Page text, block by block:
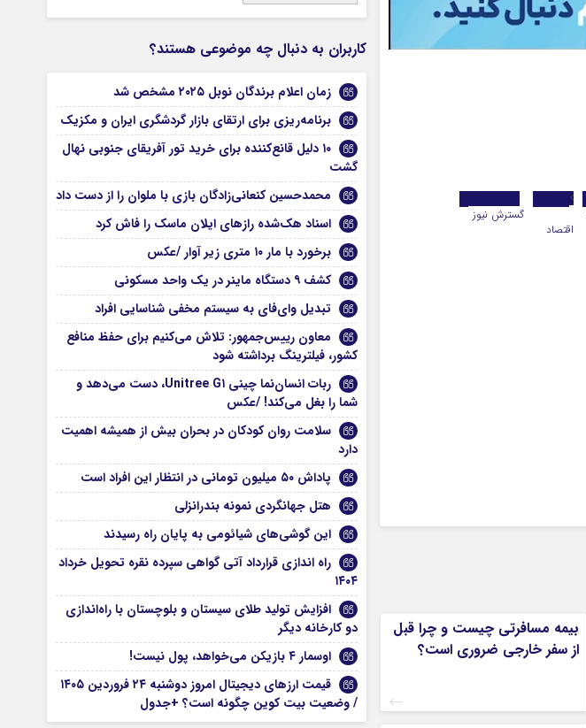
گسترش نیوز
اقتصاد
بیمه مسافرتی چیست و چرا قبل
از سفر خارجی ضروری است؟
کاربران به دنبال چه موضوعی هستند؟
زمان اعلام برندگان نوبل ۲۰۲۵ مشخص شد
برنامه‌ریزی برای ارتقای بازار گردشگری ایران و مکزیک
۱۰ دلیل قانع‌کننده برای خرید تور آفریقای جنوبی نهال
گشت
محمدحسین کنعانی‌زادگان بازی با ملوان را از دست داد
اسناد هک‌شده رازهای ایلان ماسک را فاش کرد
برخورد با مار ۱۰ متری زیر آوار /عکس
کشف ۹ دستگاه ماینر در یک واحد مسکونی
تبدیل وای‌فای به سیستم مخفی شناسایی افراد
معاون رییس‌جمهور: تلاش می‌کنیم برای حفظ منافع
کشور، فیلترینگ برداشته شود
ربات انسان‌نما چینی Unitree G۱، دست می‌دهد و
شما را بغل می‌کند! /عکس
سلامت روان کودکان در بحران بیش از همیشه اهمیت
دارد
پاداش ۵۰ میلیون تومانی در انتظار این افراد است
هتل جهانگردی نمونه بندرانزلی
این گوشی‌های شیائومی به پایان راه رسیدند
راه اندازی قرارداد آتی گواهی سپرده نقره تحویل خرداد
۱۴۰۴
افزایش تولید طلای سیستان و بلوچستان با راه‌اندازی
دو کارخانه دیگر
اوسمار ۴ بازیکن می‌خواهد، پول نیست!
قیمت ارزهای دیجیتال امروز دوشنبه ۲۴ فروردین ۱۴۰۵
/ وضعیت بیت کوین چگونه است؟ +جدول